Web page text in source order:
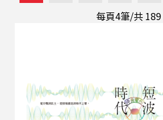
每頁4筆/共 189